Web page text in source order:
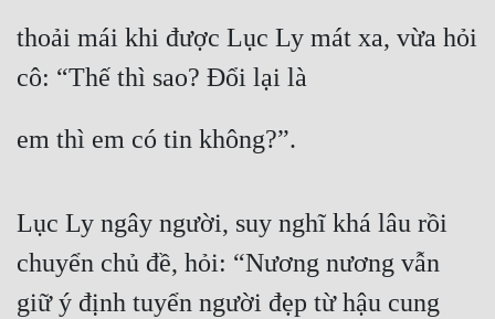
Huyền Ảo
Hài Hước
Khoa Huyễn
Khoa Huyễn Không Gian
Kinh Dị
thoải mái khi được Lục Ly mát xa, vừa hỏi
cô: “Thế thì sao? Đổi lại là
em thì em có tin không?”.
Lục Ly ngây người, suy nghĩ khá lâu rồi
chuyển chủ đề, hỏi: “Nương nương vẫn
giữ ý định tuyển người đẹp từ hậu cung